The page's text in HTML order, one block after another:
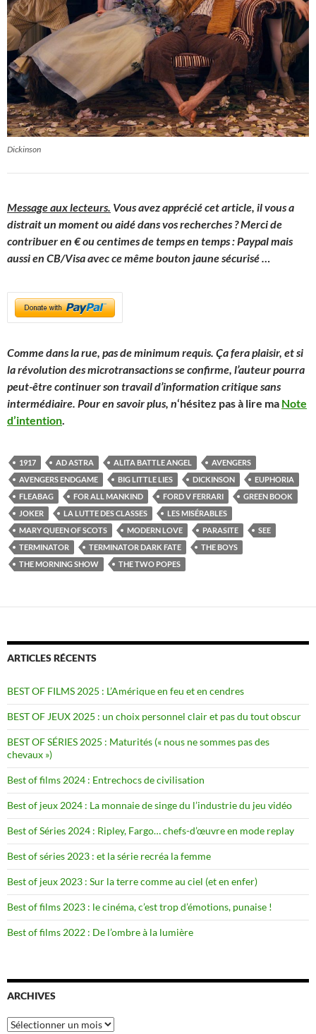
Dickinson
Message aux lecteurs. Vous avez apprécié cet article, il vous a
distrait un moment ou aidé dans vos recherches ? Merci de
contribuer en € ou centimes de temps en temps : Paypal mais
aussi en CB/Visa avec ce même bouton jaune sécurisé…
Comme dans la rue, pas de minimum requis. Ça fera plaisir, et si
la révolution des microtransactions se confirme, l’auteur pourra
peut-être continuer son travail d’information critique sans
intermédiaire. Pour en savoir plus, n‘hésitez pas à lire ma Note
d’intention.
1917 AD ASTRA ALITA BATTLE ANGEL
AVENGERS
AVENGERS ENDGAME
BIG LITTLE LIES DICKINSON
EUPHORIA
FLEABAG
FOR ALL MANKIND FORD V FERRARI
GREEN BOOK
JOKER
LA LUTTE DES CLASSES
LES MISÉRABLES
MARY QUEEN OF SCOTS
MODERN LOVE PARASITE
SEE
TERMINATOR
TERMINATOR DARK FATE
THE BOYS
THE MORNING SHOW
THE TWO POPES
ARTICLES RÉCENTS
BEST OF FILMS 2025 : L’Amérique en feu et en cendres
BEST OF JEUX 2025 : un choix personnel clair et pas du tout obscur
BEST OF SÉRIES 2025 : Maturités (« nous ne sommes pas des
chevaux »)
Best of films 2024 : Entrechocs de civilisation
Best of jeux 2024 : La monnaie de singe du l’industrie du jeu vidéo
Best of Séries 2024 : Ripley, Fargo… chefs-d’œuvre en mode replay
Best of séries 2023 : et la série recréa la femme
Best of jeux 2023 : Sur la terre comme au ciel (et en enfer)
Best of films 2023 : le cinéma, c’est trop d’émotions, punaise !
Best of films 2022 : De l’ombre à la lumière
ARCHIVES
Archives